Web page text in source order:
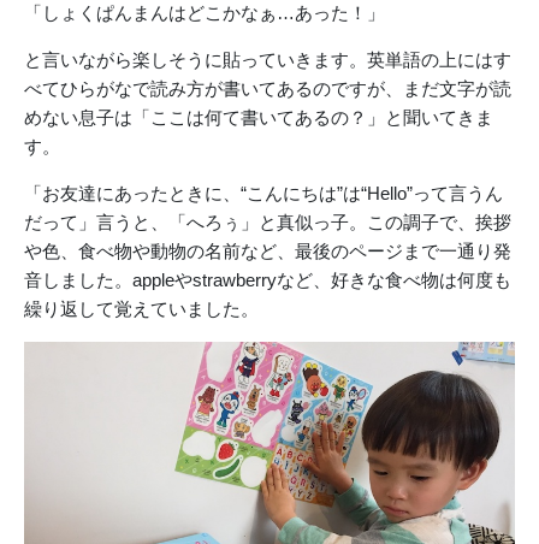
「しょくぱんまんはどこかなぁ…あった！」
と言いながら楽しそうに貼っていきます。英単語の上にはす
べてひらがなで読み方が書いてあるのですが、まだ文字が読
めない息子は「ここは何て書いてあるの？」と聞いてきま
す。
「お友達にあったときに、“こんにちは”は“Hello”って言うん
だって」言うと、「へろぅ」と真似っ子。この調子で、挨拶
や色、食べ物や動物の名前など、最後のページまで一通り発
音しました。appleやstrawberryなど、好きな食べ物は何度も
繰り返して覚えていました。